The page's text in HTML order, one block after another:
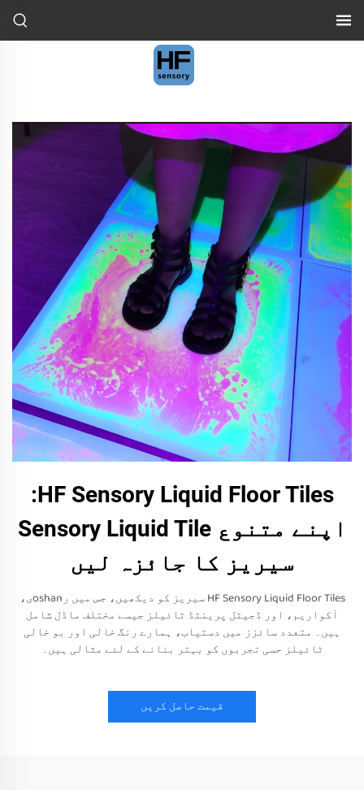
HF Sensory Liquid Floor Tiles:
اپنے متنوع Sensory Liquid Tile
سیریز کا جائزہ لیں
HF Sensory Liquid Floor Tiles سیریز کو دیکھیں، جس میں رoshanی،
آکواریم، اور ڈجیٹل پرینٹڈ ٹائیلز جیسے مختلف ماڈل شامل
ہیں۔ متعدد سائزز میں دستیاب، ہمارے رنگ خالی اور بو خالی
ٹائیلز حسی تجربوں کو بہتر بنانے کے لئے مثالی ہیں۔
قیمت حاصل کریں